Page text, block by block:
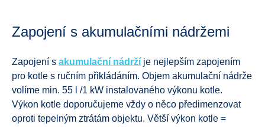
Zapojení s akumulačními nádržemi
Zapojení s akumulační nádrží je nejlepším zapojením
pro kotle s ručním přikládáním. Objem akumulační nádrže
volíme min. 55 l /1 kW instalovaného výkonu kotle.
Výkon kotle doporučujeme vždy o něco předimenzovat
oproti tepelným ztrátám objektu. Větší výkon kotle =